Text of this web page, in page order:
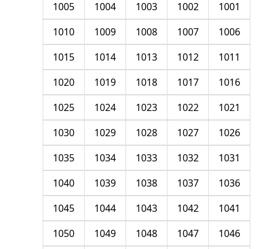
1001
1002
1003
1004
1005
1006
1007
1008
1009
1010
1011
1012
1013
1014
1015
1016
1017
1018
1019
1020
1021
1022
1023
1024
1025
1026
1027
1028
1029
1030
1031
1032
1033
1034
1035
1036
1037
1038
1039
1040
1041
1042
1043
1044
1045
1046
1047
1048
1049
1050